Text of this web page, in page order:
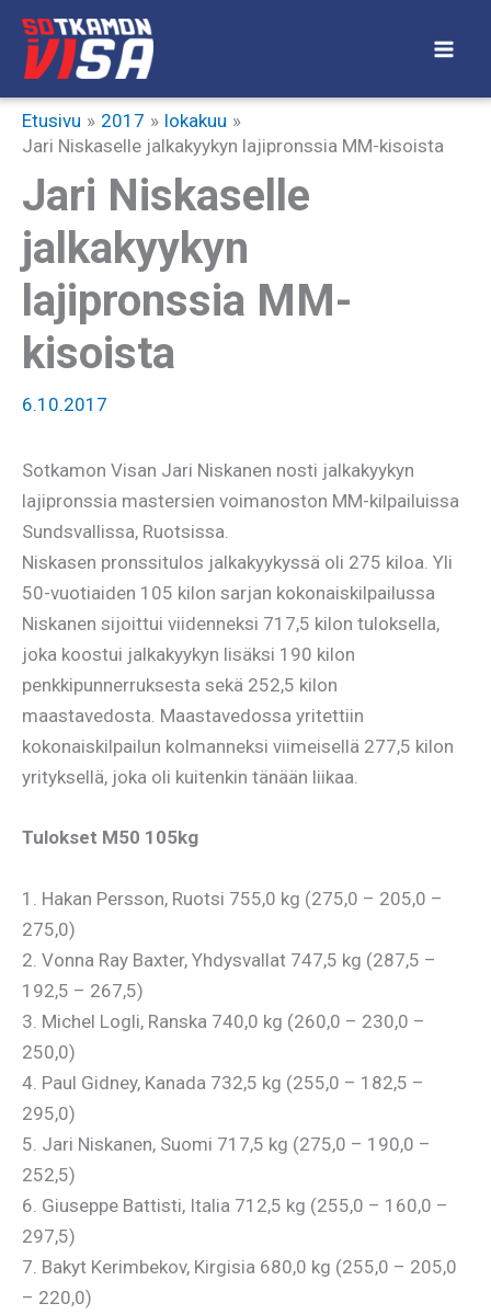
Siirry
sisältöön
Etusivu 2017
lokakuu
Jari Niskaselle jalkakyykyn lajipronssia MM-kisoista
Jari Niskaselle
jalkakyykyn
lajipronssia MM-
kisoista
6.10.2017
Sotkamon Visan Jari Niskanen nosti jalkakyykyn
lajipronssia mastersien voimanoston MM-kilpailuissa
Sundsvallissa, Ruotsissa.
Niskasen pronssitulos jalkakyykyssä oli 275 kiloa. Yli
50-vuotiaiden 105 kilon sarjan kokonaiskilpailussa
Niskanen sijoittui viidenneksi 717,5 kilon tuloksella,
joka koostui jalkakyykyn lisäksi 190 kilon
penkkipunnerruksesta sekä 252,5 kilon
maastavedosta. Maastavedossa yritettiin
kokonaiskilpailun kolmanneksi viimeisellä 277,5 kilon
yrityksellä, joka oli kuitenkin tänään liikaa.
Tulokset M50 105kg
1. Hakan Persson, Ruotsi 755,0 kg (275,0 – 205,0 –
275,0)
2. Vonna Ray Baxter, Yhdysvallat 747,5 kg (287,5 –
192,5 – 267,5)
3. Michel Logli, Ranska 740,0 kg (260,0 – 230,0 –
250,0)
4. Paul Gidney, Kanada 732,5 kg (255,0 – 182,5 –
295,0)
5. Jari Niskanen, Suomi 717,5 kg (275,0 – 190,0 –
252,5)
6. Giuseppe Battisti, Italia 712,5 kg (255,0 – 160,0 –
297,5)
7. Bakyt Kerimbekov, Kirgisia 680,0 kg (255,0 – 205,0
– 220,0)